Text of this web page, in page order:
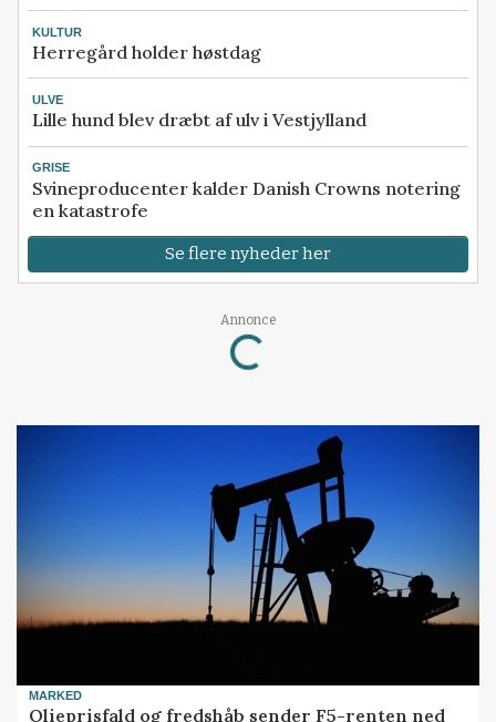
KULTUR
Herregård holder høstdag
ULVE
Lille hund blev dræbt af ulv i Vestjylland
GRISE
Svineproducenter kalder Danish Crowns notering
en katastrofe
Se flere nyheder her
Annonce
Loading...
MARKED
Olieprisfald og fredshåb sender F5-renten ned